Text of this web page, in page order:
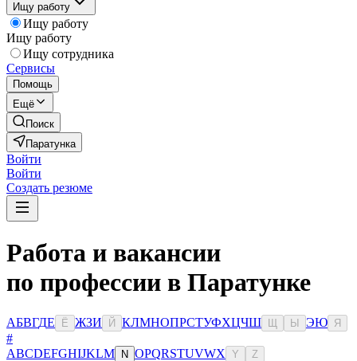
Ищу работу
Ищу работу
Ищу работу
Ищу сотрудника
Сервисы
Помощь
Ещё
Поиск
Паратунка
Войти
Войти
Создать резюме
Работа и вакансии
по профессии в Паратунке
АБВГДЕ Ё ЖЗИ Й КЛМНОПРСТУФХЦЧШ Ы ЭЮ Я
#
ABCDEFGHIJKLM N OPQRSTUVWX Y Z